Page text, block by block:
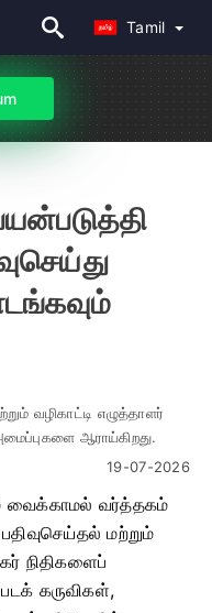
Tamil
வழிகாட்டி எழுத்தாளர்
ஆராய்கிறது.
19-07-2026
வர்த்தகம்
மற்றும்
நிதிகளைப்
கருவிகள்,